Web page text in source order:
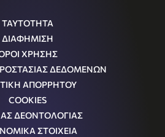
ΤΑΥΤΟΤΗΤΑ
ΔΙΑΦΗΜΙΣΗ
ΧΡΗΣΗΣ
ΔΕΔΟΜΕΝΩΝ
ΑΠΟΡΡΗΤΟΥ
COOKIES
ΔΕΟΝΤΟΛΟΓΙΑΣ
ΣΤΟΙΧΕΙΑ